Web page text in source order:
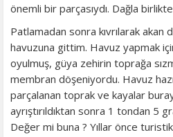
önemli bir parçasıydı. Dağla
Patlamadan sonra kıvrılarak
havuzuna gittim. Havuz yapmak
oyulmuş, güya zehirin toprağa
membran döşeniyordu. Havuz
parçalanan toprak ve kayalar
ayrıştırıldıktan sonra 1 tondan 5
Değer mi buna ? Yıllar önce